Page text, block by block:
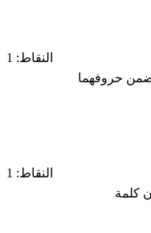
النقاط: 1
حروفهما
النقاط: 1
كلمة